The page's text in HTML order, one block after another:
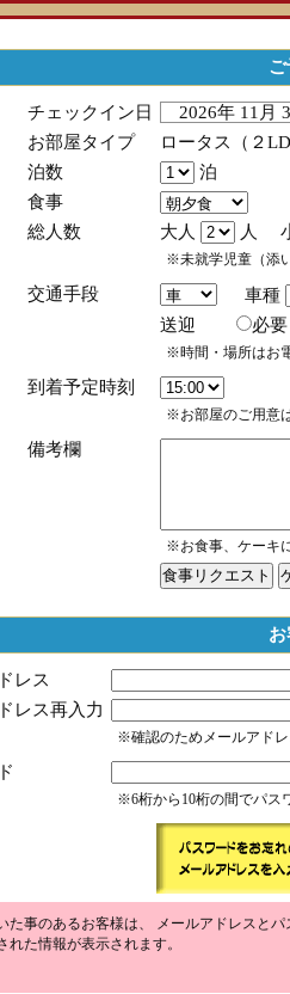
チェックイン日
2026年 11
お部屋タイプ
ロータス（２
泊数
泊
食事
総人数
大人 人
※未就学児童（添
交通手段
車種
送迎
※時間・場所はお
到着予定時刻
※お部屋のご用意
備考欄
※お食事、ケーキ
レス
レス再入力
※確認のためメールアド
※6桁から10桁の間でパス
た事のあるお客様は、 メールアドレスと
れた情報が表示されます。